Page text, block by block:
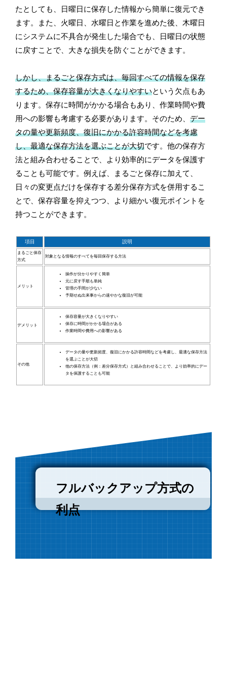
たとしても、日曜日に保存した情報から簡単に復元でき
ます。また、火曜日、水曜日と作業を進めた後、木曜日
にシステムに不具合が発生した場合でも、日曜日の状態
に戻すことで、大きな損失を防ぐことができます。
しかし、まるごと保存方式は、毎回すべての情報を保存
するため、保存容量が大きくなりやすいという欠点もあ
ります。保存に時間がかかる場合もあり、作業時間や費
用への影響も考慮する必要があります。そのため、デー
タの量や更新頻度、復旧にかかる許容時間などを考慮
し、最適な保存方法を選ぶことが大切です。他の保存方
法と組み合わせることで、より効率的にデータを保護す
ることも可能です。例えば、まるごと保存に加えて、
日々の変更点だけを保存する差分保存方式を併用するこ
とで、保存容量を抑えつつ、より細かい復元ポイントを
持つことができます。
項目 説明
まるごと保存
方式
対象となる情報のすべてを毎回保存する方法
メリット
操作が分かりやすく簡単
元に戻す手順も単純
管理の手間が少ない
予期せぬ出来事からの速やかな復旧が可能
デメリット
保存容量が大きくなりやすい
保存に時間がかかる場合がある
作業時間や費用への影響がある
その他
データの量や更新頻度、復旧にかかる許容時間などを考慮し、最適な保存方法
を選ぶことが大切
他の保存方法（例：差分保存方式）と組み合わせることで、より効率的にデー
タを保護することも可能
フルバックアップ方式の
利点